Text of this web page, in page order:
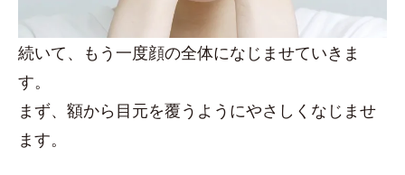
続いて、もう一度顔の全体になじませていきま
す。
まず、額から目元を覆うようにやさしくなじませ
ます。